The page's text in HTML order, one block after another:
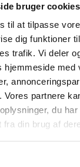
bruger cookies
til at tilpasse
dig funktioner
trafik. Vi deler
hjemmeside med
Vores partnere
du
fra din brug af
læremestre
arbejde
spændende
være en del